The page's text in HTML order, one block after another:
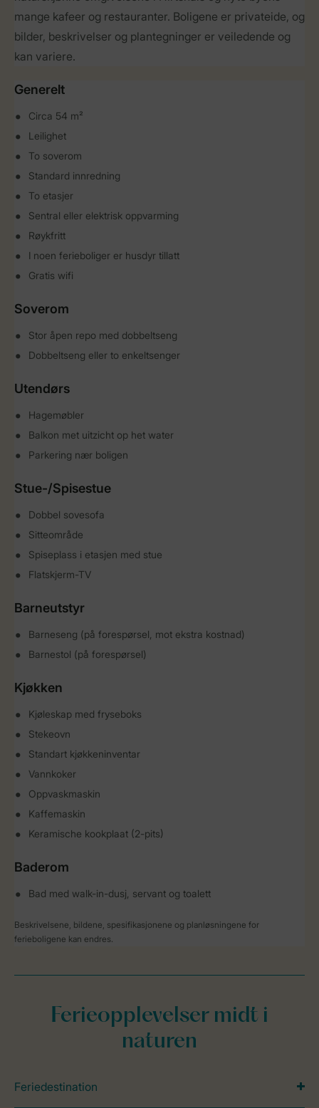
mange kafeer og restauranter. Boligene er privateide, og
bilder, beskrivelser og plantegninger er veiledende og
kan variere.
Generelt
Circa 54 m²
Leilighet
To soverom
Standard innredning
To etasjer
Sentral eller elektrisk oppvarming
Røykfritt
I noen ferieboliger er husdyr tillatt
Gratis wifi
Soverom
Stor åpen repo med dobbeltseng
Dobbeltseng eller to enkeltsenger
Utendørs
Hagemøbler
Balkon met uitzicht op het water
Parkering nær boligen
Stue-/Spisestue
Dobbel sovesofa
Sitteområde
Spiseplass i etasjen med stue
Flatskjerm-TV
Barneutstyr
Barneseng (på forespørsel, mot ekstra kostnad)
Barnestol (på forespørsel)
Kjøkken
Kjøleskap med fryseboks
Stekeovn
Standart kjøkkeninventar
Vannkoker
Oppvaskmaskin
Kaffemaskin
Keramische kookplaat (2-pits)
Baderom
Bad med walk-in-dusj, servant og toalett
Beskrivelsene, bildene, spesifikasjonene og planløsningene for
ferieboligene kan endres.
Ferieopplevelser midt i
naturen
Feriedestination